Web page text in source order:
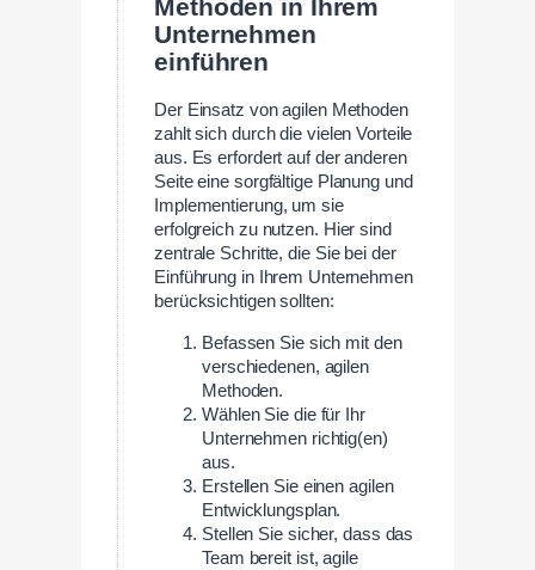
Methoden in Ihrem
Unternehmen
einführen
Der Einsatz von agilen Methoden
zahlt sich durch die vielen Vorteile
aus. Es erfordert auf der anderen
Seite eine sorgfältige Planung und
Implementierung, um sie
erfolgreich zu nutzen. Hier sind
zentrale Schritte, die Sie bei der
Einführung in Ihrem Unternehmen
berücksichtigen sollten:
Befassen Sie sich mit den
verschiedenen, agilen
Methoden.
Wählen Sie die für Ihr
Unternehmen richtig(en)
aus.
Erstellen Sie einen agilen
Entwicklungsplan.
Stellen Sie sicher, dass das
Team bereit ist, agile